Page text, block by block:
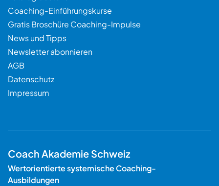
Coaching-Einführungskurse
Gratis Broschüre Coaching-Impulse
News und Tipps
Newsletter abonnieren
AGB
Datenschutz
Impressum
Coach Akademie Schweiz
Wertorientierte systemische Coaching-
Ausbildungen